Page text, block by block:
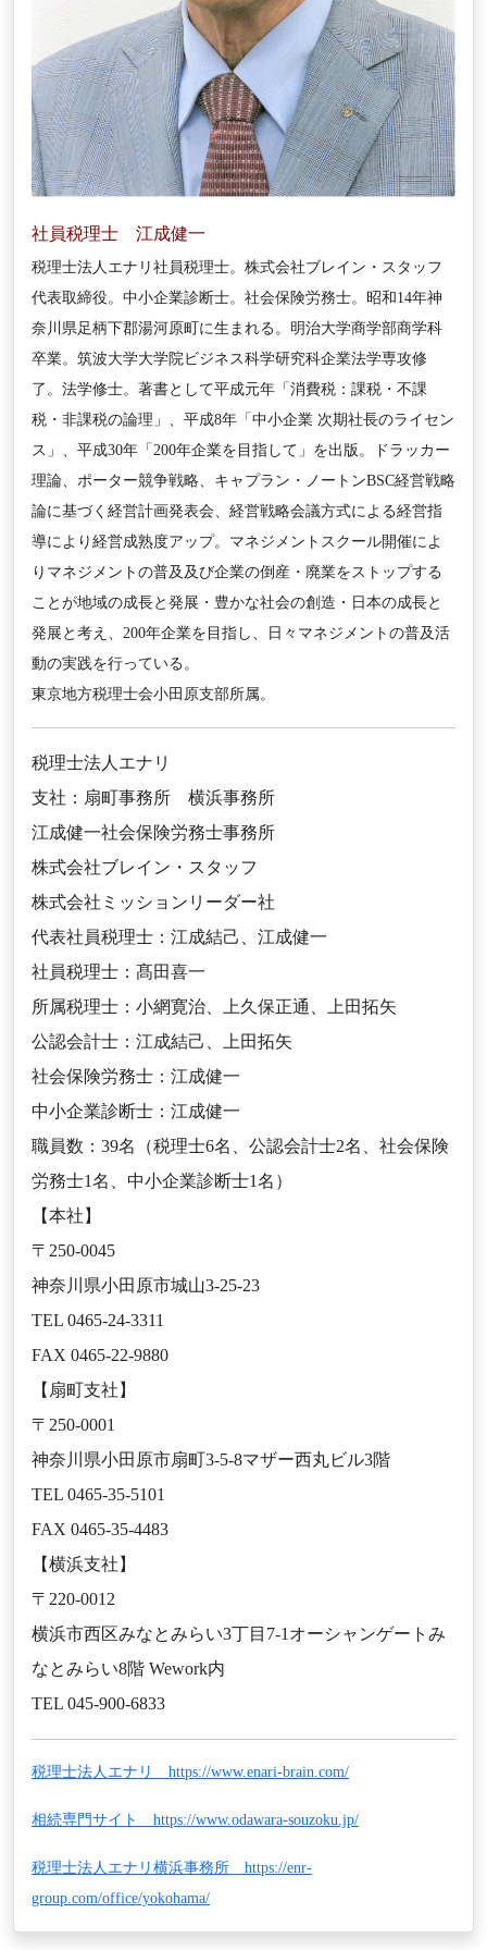
社員税理士 江成健一
税理士法人エナリ社員税理士。株式会社ブレイン・スタッフ
代表取締役。中小企業診断士。社会保険労務士。昭和14年神
奈川県足柄下郡湯河原町に生まれる。明治大学商学部商学科
卒業。筑波大学大学院ビジネス科学研究科企業法学専攻修
了。法学修士。著書として平成元年「消費税：課税・不課
税・非課税の論理」、平成8年「中小企業 次期社長のライセン
ス」、平成30年「200年企業を目指して」を出版。ドラッカー
理論、ポーター競争戦略、キャプラン・ノートンBSC経営戦略
論に基づく経営計画発表会、経営戦略会議方式による経営指
導により経営成熟度アップ。マネジメントスクール開催によ
りマネジメントの普及及び企業の倒産・廃業をストップする
ことが地域の成長と発展・豊かな社会の創造・日本の成長と
発展と考え、200年企業を目指し、日々マネジメントの普及活
動の実践を行っている。
東京地方税理士会小田原支部所属。
税理士法人エナリ
支社：扇町事務所 横浜事務所
江成健一社会保険労務士事務所
株式会社ブレイン・スタッフ
株式会社ミッションリーダー社
代表社員税理士：江成結己、江成健一
社員税理士：髙田喜一
所属税理士：小網寛治、上久保正通、上田拓矢
公認会計士：江成結己、上田拓矢
社会保険労務士：江成健一
中小企業診断士：江成健一
職員数：39名（税理士6名、公認会計士2名、社会保険
労務士1名、中小企業診断士1名）
【本社】
〒250-0045
神奈川県小田原市城山3-25-23
TEL 0465-24-3311
FAX 0465-22-9880
【扇町支社】
〒250-0001
神奈川県小田原市扇町3-5-8マザー西丸ビル3階
TEL 0465-35-5101
FAX 0465-35-4483
【横浜支社】
〒220-0012
横浜市西区みなとみらい3丁目7-1オーシャンゲートみ
なとみらい8階 Wework内
TEL 045-900-6833
税理士法人エナリ https://www.enari-brain.com/
相続専門サイト https://www.odawara-souzoku.jp/
税理士法人エナリ横浜事務所 https://enr-
group.com/office/yokohama/